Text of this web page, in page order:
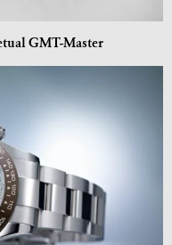
GMT-Master